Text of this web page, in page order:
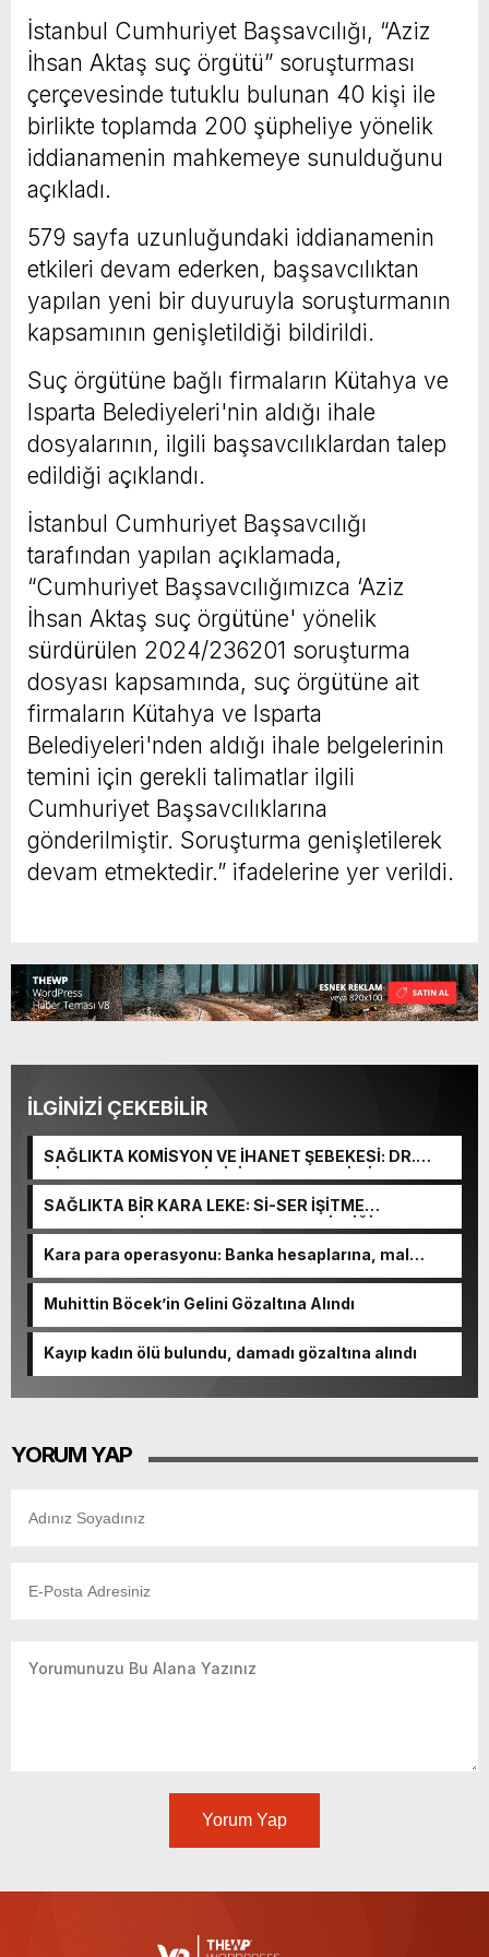
İstanbul Cumhuriyet Başsavcılığı, “Aziz
İhsan Aktaş suç örgütü” soruşturması
çerçevesinde tutuklu bulunan 40 kişi ile
birlikte toplamda 200 şüpheliye yönelik
iddianamenin mahkemeye sunulduğunu
açıkladı.
579 sayfa uzunluğundaki iddianamenin
etkileri devam ederken, başsavcılıktan
yapılan yeni bir duyuruyla soruşturmanın
kapsamının genişletildiği bildirildi.
Suç örgütüne bağlı firmaların Kütahya ve
Isparta Belediyeleri'nin aldığı ihale
dosyalarının, ilgili başsavcılıklardan talep
edildiği açıklandı.
İstanbul Cumhuriyet Başsavcılığı
tarafından yapılan açıklamada,
“Cumhuriyet Başsavcılığımızca ‘Aziz
İhsan Aktaş suç örgütüne' yönelik
sürdürülen 2024/236201 soruşturma
dosyası kapsamında, suç örgütüne ait
firmaların Kütahya ve Isparta
Belediyeleri'nden aldığı ihale belgelerinin
temini için gerekli talimatlar ilgili
Cumhuriyet Başsavcılıklarına
gönderilmiştir. Soruşturma genişletilerek
devam etmektedir.” ifadelerine yer verildi.
İLGİNİZİ ÇEKEBİLİR
SAĞLIKTA KOMİSYON VE İHANET ŞEBEKESİ: DR.
NİHAT URUÇ VE SEMİH İŞİTME MERKEZİ’NİN SGK
VURGUNU!
SAĞLIKTA BİR KARA LEKE: Sİ-SER İŞİTME
MERKEZLERİ VE MODERN UMUT TACİRLİĞİ
Kara para operasyonu: Banka hesaplarına, mal
Muhittin Böcek’in Gelini Gözaltına Alındı
Kayıp kadın ölü bulundu, damadı gözaltına alındı
YORUM YAP
Yorum Yap